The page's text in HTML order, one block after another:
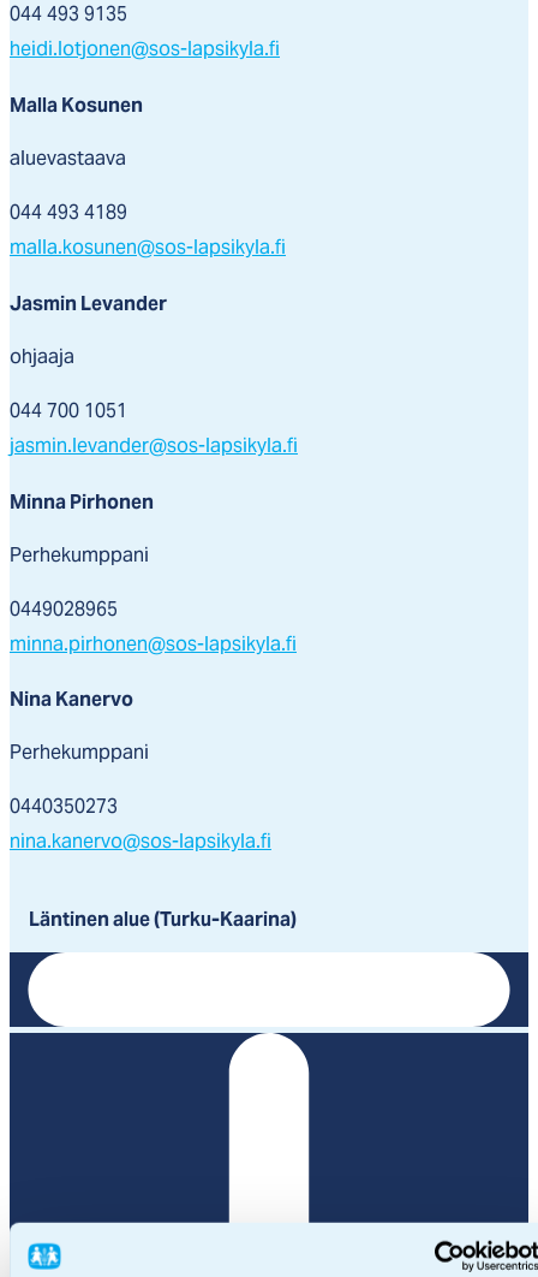
044 493 9135
heidi.lotjonen@sos-lapsikyla.fi
Malla Kosunen
aluevastaava
044 493 4189
malla.kosunen@sos-lapsikyla.fi
Jasmin Levander
ohjaaja
044 700 1051
jasmin.levander@sos-lapsikyla.fi
Minna Pirhonen
Perhekumppani
0449028965
minna.pirhonen@sos-lapsikyla.fi
Nina Kanervo
Perhekumppani
0440350273
nina.kanervo@sos-lapsikyla.fi
Läntinen alue (Turku-Kaarina)